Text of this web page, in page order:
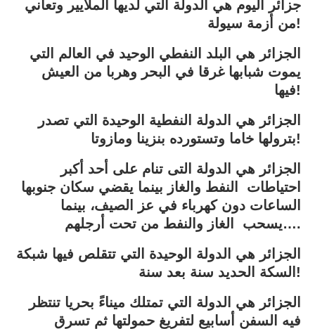
جزائر اليوم هي الدولة التي لديها الملايير وتعاني
من أزمة سيولة!
الجزائر هي البلد النفطي الوحيد في العالم التي
يموت شبابها غرقا في البحر وهربا من العيش
فيها!
الجزائر هي الدولة النفطية الوحيدة التي تصدر
بترولها خاما وتستورده بنزينا ومازوتا!
الجزائر هي الدولة التى تنام على أحد أكبر
احتياطات النفط والغاز بينما يقضي سكان جنوبها
الساعات دون كهرباء في عز الصيف، بينما
يسحب الغاز والنفط من تحت أرجلهم….
الجزائر هي الدولة الوحيدة التي تتقلص فيها شبكة
السكة الحديد سنة بعد سنة!
الجزائر هي الدولة التي تمتلك ميناءً بحريا تنتظر
فيه السفن أسابيع لتفريغ حمولتها ثم تسرق